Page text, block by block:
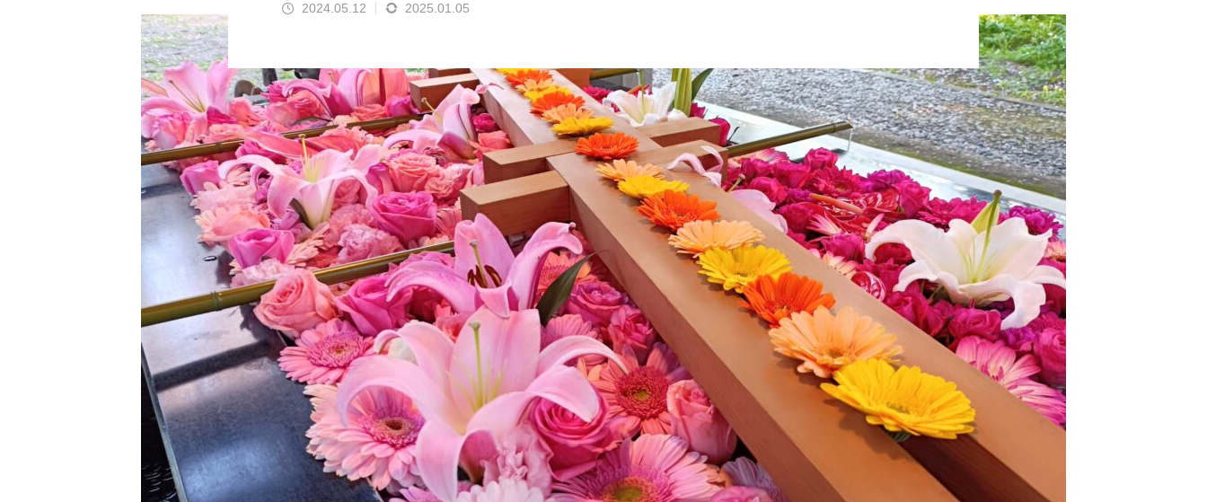
お部屋やホールなど、木の温もりを感
じられる時間のために
お野菜、乳製品、お肉…十勝のめぐみ
をご紹介
和みの風への道のりとご連絡方法はこ
ちらから
誰もが知っているのに見た人は少ない動物、
ロバの暮らしと魅力とは？
広大な自然？ セグウェイ？ だけじゃない十
勝千年の森の見どころ
「リトリートできた気がします」とお客様の
声、その理由は…？
なんぷアドベンチャーパークは余裕を持
った寄り道がおすすめ
北海道上士幌町こども園 ほろんが保育
園留学で注目される理由とは？
2024.05.12 2025.01.05